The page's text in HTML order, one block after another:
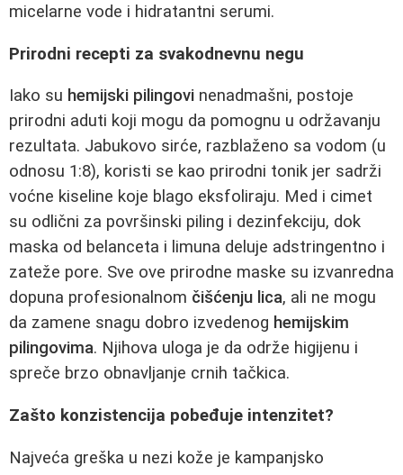
micelarne vode i hidratantni serumi.
Prirodni recepti za svakodnevnu negu
Iako su hemijski pilingovi nenadmašni, postoje
prirodni aduti koji mogu da pomognu u održavanju
rezultata. Jabukovo sirće, razblaženo sa vodom (u
odnosu 1:8), koristi se kao prirodni tonik jer sadrži
voćne kiseline koje blago eksfoliraju. Med i cimet
su odlični za površinski piling i dezinfekciju, dok
maska od belanceta i limuna deluje adstringentno i
zateže pore. Sve ove prirodne maske su izvanredna
dopuna profesionalnom čišćenju lica, ali ne mogu
da zamene snagu dobro izvedenog hemijskim
pilingovima. Njihova uloga je da održe higijenu i
spreče brzo obnavljanje crnih tačkica.
Zašto konzistencija pobeđuje intenzitet?
Najveća greška u nezi kože je kampanjsko